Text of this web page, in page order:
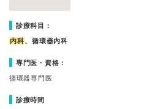
診療科目：
内科、循環器内科
専門医・資格：
循環器専門医
診療時間